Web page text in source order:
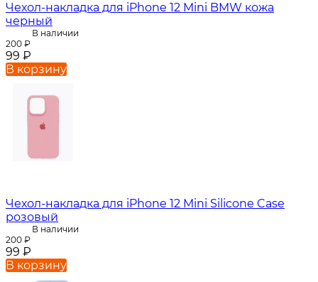
Чехол-накладка для iPhone 12 Mini BMW кожа
черный
В наличии
200 ₽
99 ₽
В корзину
Чехол-накладка для iPhone 12 Mini Silicone Case
розовый
В наличии
200 ₽
99 ₽
В корзину